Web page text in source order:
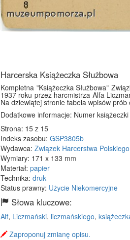
Harcerska Książeczka Służbowa
Kompletna "Książeczka Służbowa"
1937 roku przez harcmistrza Alfa
Na dziewiątej stronie tabela wpisów prób
Dodatkowe informacje: Numer
Strona: 15 z 15
Indeks zasobu: GSP3805b
Wydawca: Związek Harcerstwa
Wymiary: 171 x 133 mm
Materiał: papier
Technika: druk
Status prawny: Użycie Niekomercyjne
Słowa kluczowe:
Alf, Liczmański, liczmańskiego,
Zaproponuj zmianę opisu.